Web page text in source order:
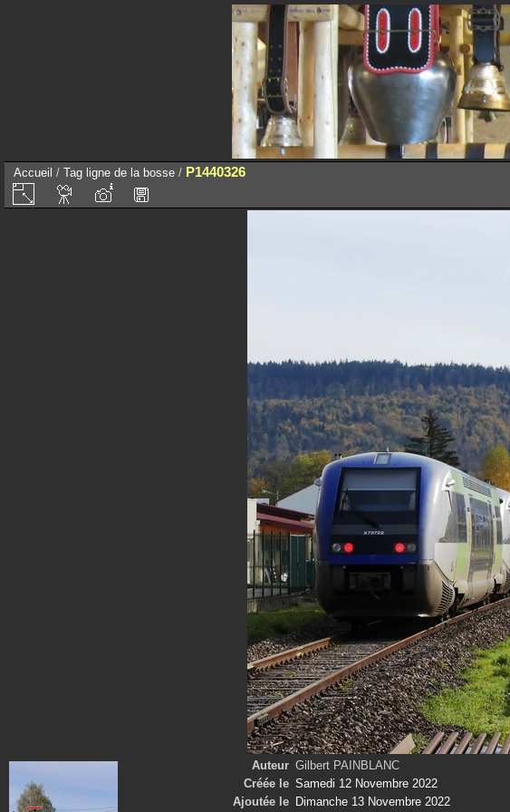
Accueil / Tag ligne de la bosse / P1440326
Auteur Gilbert PAINBLANC
Créée le Samedi 12 Novembre 2022
Ajoutée le Dimanche 13 Novembre 2022